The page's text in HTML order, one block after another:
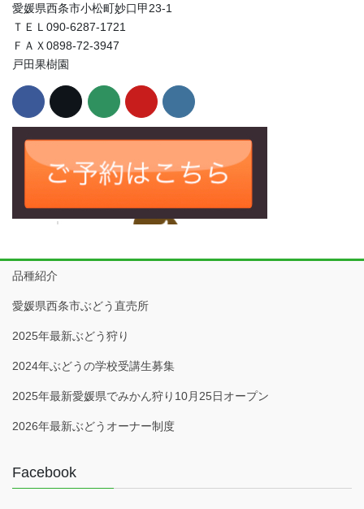
愛媛県西条市小松町妙口甲23-1
ＴＥＬ090-6287-1721
ＦＡＸ0898-72-3947
戸田果樹園
品種紹介
愛媛県西条市ぶどう直売所
2025年最新ぶどう狩り
2024年ぶどうの学校受講生募集
2025年最新愛媛県でみかん狩り10月25日オープン
2026年最新ぶどうオーナー制度
Facebook